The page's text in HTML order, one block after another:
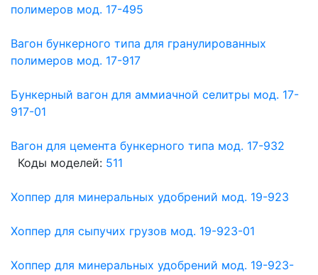
полимеров мод. 17-495
Вагон бункерного типа для гранулированных
полимеров мод. 17-917
Бункерный вагон для аммиачной селитры мод. 17-
917-01
Вагон для цемента бункерного типа мод. 17-932
Коды моделей: 511
Хоппер для минеральных удобрений мод. 19-923
Хоппер для сыпучих грузов мод. 19-923-01
Хоппер для минеральных удобрений мод. 19-923-